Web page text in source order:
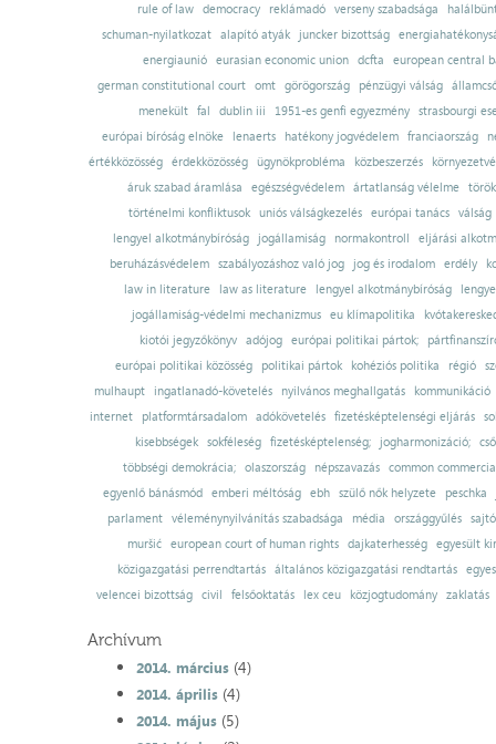
rule of law
democracy reklámadó verseny szabadsága
schuman-nyilatkozat alapító atyák juncker bizottság
energiaunió eurasian economic union dcfta
european central
german constitutional court
omt görögország pénzügyi válság
menekült
fal dublin iii 1951-es genfi egyezmény
strasbourgi
európai bíróság elnöke
lenaerts hatékony jogvédelem franciaország
értékközösség
érdekközösség ügynökprobléma közbeszerzés
áruk szabad áramlása
egészségvédelem ártatlanság vélelme
történelmi konfliktusok uniós válságkezelés európai tanács válság
lengyel alkotmánybíróság
jogállamiság normakontroll
eljárási
beruházásvédelem
szabályozáshoz való jog jog és irodalom erdély
law in literature
law as literature lengyel alkotmánybíróság
jogállamiság-védelmi mechanizmus
eu klímapolitika
kiotói jegyzőkönyv adójog európai politikai pártok;
európai politikai közösség
politikai pártok kohéziós politika régió
mulhaupt
ingatlanadó-követelés nyilvános meghallgatás
kommunikáció
internet
platformtársadalom adókövetelés fizetésképtelenségi eljárás
kisebbségek sokféleség fizetésképtelenség; jogharmonizáció;
többségi demokrácia; olaszország népszavazás common
egyenlő bánásmód emberi méltóság ebh szülő nők helyzete
peschka
parlament
véleménynyilvánítás szabadsága média országgyűlés
muršić
european court of human rights dajkaterhesség
egyesült
közigazgatási perrendtartás
általános közigazgatási rendtartás
velencei bizottság
civil felsőoktatás lex ceu közjogtudomány zaklatás
Archívum
2014. március(4)
2014. április(4)
2014. május(5)